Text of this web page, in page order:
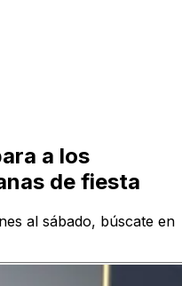
a los
de fiesta
al sábado, búscate en